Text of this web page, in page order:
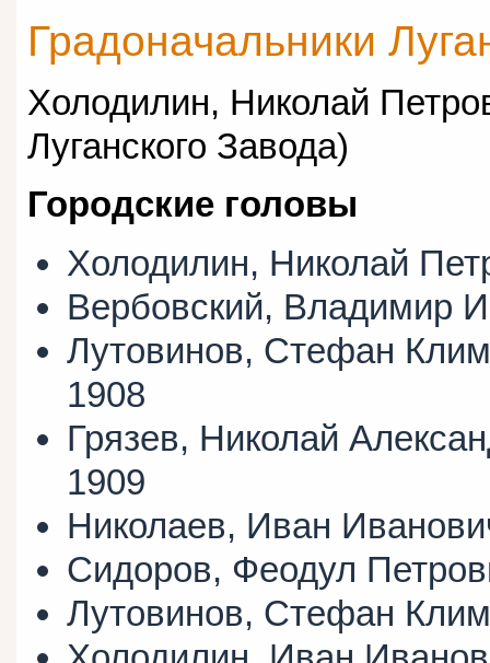
Градоначальники
Холодилин, Николай
Луганского Завода)
Городские головы
Холодилин, Николай
Вербовский, Владимир
Лутовинов, Стефан
1908
Грязев, Николай
1909
Николаев, Иван
Сидоров, Феодул
Лутовинов, Стефан